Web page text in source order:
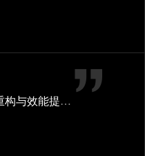
世界杯场馆焕新：更衣室动线重构与效能提升方案